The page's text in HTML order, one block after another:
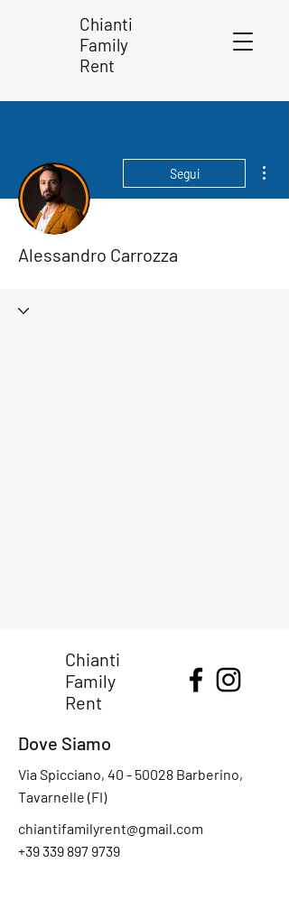
Chianti
Family
Rent
Segui
Alessandro Carrozza
Chianti
Family
Rent
Dove Siamo
Via Spicciano, 40 - 50028 Barberino,
Tavarnelle (FI)
chiantifamilyrent@gmail.com
+39 339 897 9739